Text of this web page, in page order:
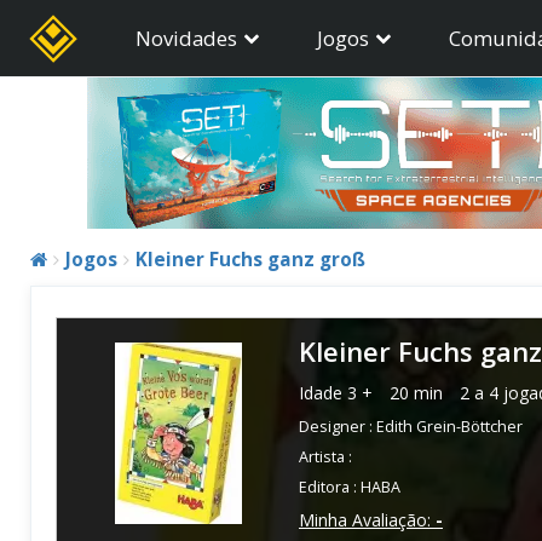
Novidades Jogos
Jogos Kleiner Fuchs ganz groß
Kleiner Fuchs
Idade 3 + 20 min 2 a 4
Designer : Edith Grein-Böttcher
Artista :
Editora : HABA
Minha Avaliação: -